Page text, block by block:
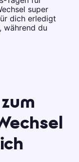
super
dich erledigt
während du